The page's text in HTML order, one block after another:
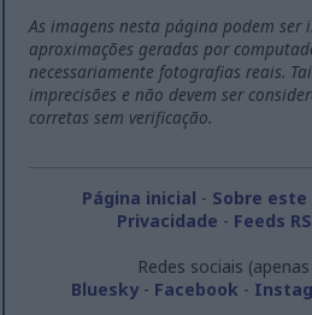
As imagens nesta página podem ser
aproximações geradas por
necessariamente fotografias reais.
imprecisões e não devem ser
corretas sem verificação.
Página inicial - Sobre
Privacidade - Feeds
Redes sociais
Bluesky- Facebook -